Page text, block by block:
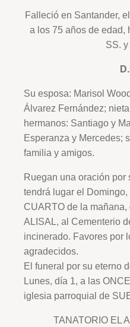
Falleció en Santander,
a los 75 años de edad,
SS. y
Su esposa: Marisol
Álvarez Fernández;
hermanos: Santiago y
Esperanza y Mercedes;
familia y amigos.
Ruegan una oración por
tendrá lugar el
CUARTO de la
ALISAL, al Cementerio
incinerado. Favores por
agradecidos.
El funeral por su eterno
Lunes, día 1, a las
iglesia parroquial de
TANATORIO EL